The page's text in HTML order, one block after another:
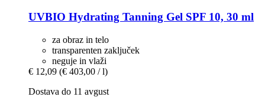
UVBIO Hydrating Tanning Gel SPF 10, 30 ml
za obraz in telo
transparenten zaključek
neguje in vlaži
€ 12,09 (€ 403,00 / l)
Dostava do 11 avgust